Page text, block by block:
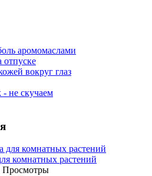
комнатных растений
Просмотры